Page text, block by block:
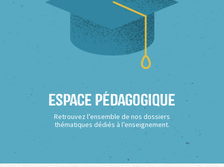
Espace Pédagogique
Retrouvez l’ensemble de nos dossiers
thématiques dédiés à l’enseignement.